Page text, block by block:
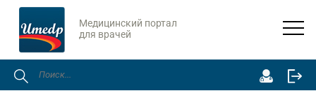
Медицинский портал
для врачей